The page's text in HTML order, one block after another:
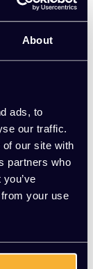
About
ads, to
our traffic.
our site with
partners who
your use
6 maand, zie
Vraag een
meer
aan